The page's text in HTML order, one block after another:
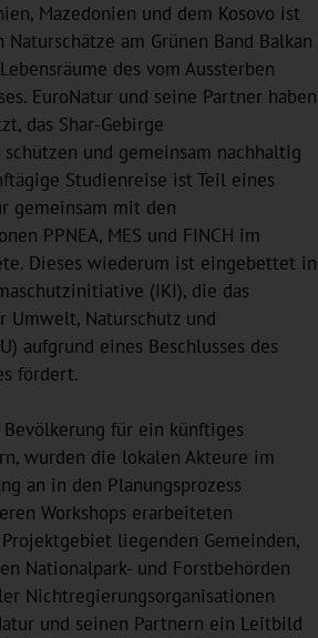
Mazedonien und dem Kosovo ist
am Grünen Band Balkan
des vom Aussterben
EuroNatur und seine Partner haben
das Shar-Gebirge
und gemeinsam nachhaltig
Studienreise ist Teil eines
gemeinsam mit den
PPNEA, MES und FINCH im
Dieses wiederum ist eingebettet in
(IKI), die das
Umwelt, Naturschutz und
aufgrund eines Beschlusses des
fördert.
für ein künftiges
wurden die lokalen Akteure im
an in den Planungsprozess
Workshops erarbeiteten
liegenden Gemeinden,
Nationalpark- und Forstbehörden
Nichtregierungsorganisationen
und seinen Partnern ein Leitbild